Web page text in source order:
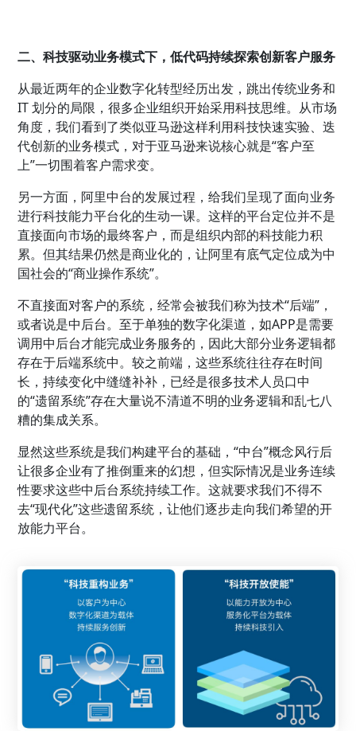
二、科技驱动业务模式下，低代码持续探索创新客户服务
从最近两年的企业数字化转型经历出发，跳出传统业务和
IT 划分的局限，很多企业组织开始采用科技思维。从市场
角度，我们看到了类似亚马逊这样利用科技快速实验、迭
代创新的业务模式，对于亚马逊来说核心就是“客户至
上”一切围着客户需求变。
另一方面，阿里中台的发展过程，给我们呈现了面向业务
进行科技能力平台化的生动一课。这样的平台定位并不是
直接面向市场的最终客户，而是组织内部的科技能力积
累。但其结果仍然是商业化的，让阿里有底气定位成为中
国社会的“商业操作系统”。
不直接面对客户的系统，经常会被我们称为技术“后端”，
或者说是中后台。至于单独的数字化渠道，如APP是需要
调用中后台才能完成业务服务的，因此大部分业务逻辑都
存在于后端系统中。较之前端，这些系统往往存在时间
长，持续变化中缝缝补补，已经是很多技术人员口中
的“遗留系统”存在大量说不清道不明的业务逻辑和乱七八
糟的集成关系。
显然这些系统是我们构建平台的基础，“中台”概念风行后
让很多企业有了推倒重来的幻想，但实际情况是业务连续
性要求这些中后台系统持续工作。这就要求我们不得不
去“现代化”这些遗留系统，让他们逐步走向我们希望的开
放能力平台。